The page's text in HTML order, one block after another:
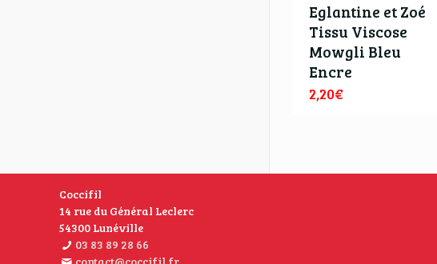
Eglantine et Zoé
Tissu Viscose
Mowgli Bleu
Encre
2,20€
Coccifil
14 rue du Général Leclerc
54300 Lunéville
03 83 89 28 66